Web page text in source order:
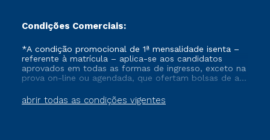
Condições Comerciais:
abrir todas as condições vigentes
*A condição promocional de 1ª mensalidade isenta –
referente à matrícula – aplica-se aos candidatos
aprovados em todas as formas de ingresso, exceto na
prova on-line ou agendada, que ofertam bolsas de até
vigente, que ainda não tenham efetivado e/ou não
tenham cancelado ou trancado sua matrícula em uma